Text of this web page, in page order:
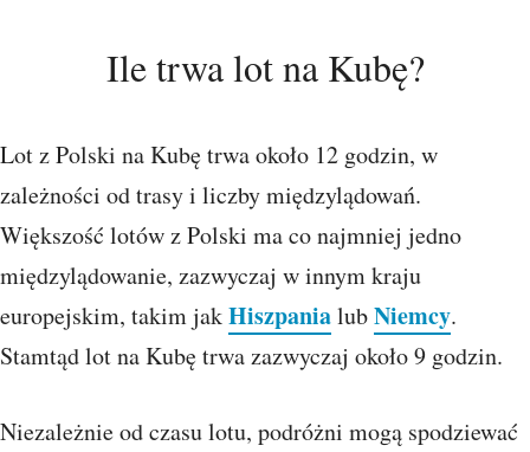
Ile trwa lot na Kubę?
Lot z Polski na Kubę trwa około 12 godzin, w
zależności od trasy i liczby międzylądowań.
Większość lotów z Polski ma co najmniej jedno
międzylądowanie, zazwyczaj w innym kraju
europejskim, takim jakHiszpanialubNiemcy.
Stamtąd lot na Kubę trwa zazwyczaj około 9 godzin.
Niezależnie od czasu lotu, podróżni mogą spodziewać